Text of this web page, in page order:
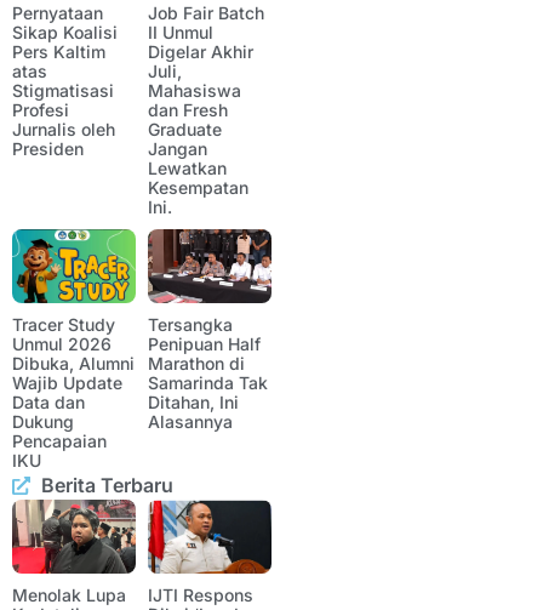
Pernyataan
Sikap Koalisi
Pers Kaltim
atas
Stigmatisasi
Profesi
Jurnalis oleh
Presiden
Job Fair Batch
II Unmul
Digelar Akhir
Juli,
Mahasiswa
dan Fresh
Graduate
Jangan
Lewatkan
Kesempatan
Ini.
Tracer Study
Unmul 2026
Dibuka, Alumni
Wajib Update
Data dan
Dukung
Pencapaian
IKU
Tersangka
Penipuan Half
Marathon di
Samarinda Tak
Ditahan, Ini
Alasannya
Berita Terbaru
Menolak Lupa
IJTI Respons